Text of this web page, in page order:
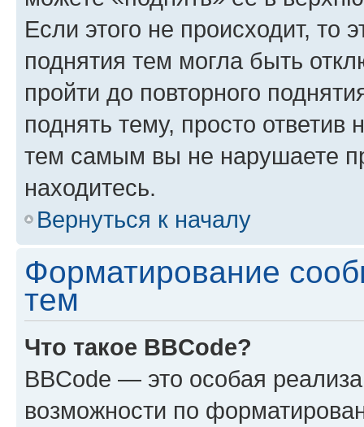
Если этого не происходит, то
поднятия тем могла быть
пройти до повторного
поднять тему, просто ответив
тем самым вы не нарушаете
находитесь.
Вернуться к началу
Форматирование
тем
Что такое BBCode?
BBCode — это особая
возможности по